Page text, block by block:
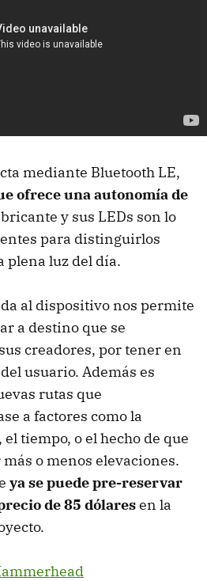
mediante Bluetooth LE,
ofrece una autonomía de
y sus LEDs son lo
para distinguirlos
plena luz del día.
al dispositivo nos permite
a destino que se
creadores, por tener en
usuario. Además es
rutas que
a factores como la
tiempo, o el hecho de que
o menos elevaciones.
ya se puede pre-reservar
de 85 dólaresen la